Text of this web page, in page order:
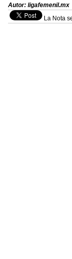
Autor: ligafemenil.mx
La Nota